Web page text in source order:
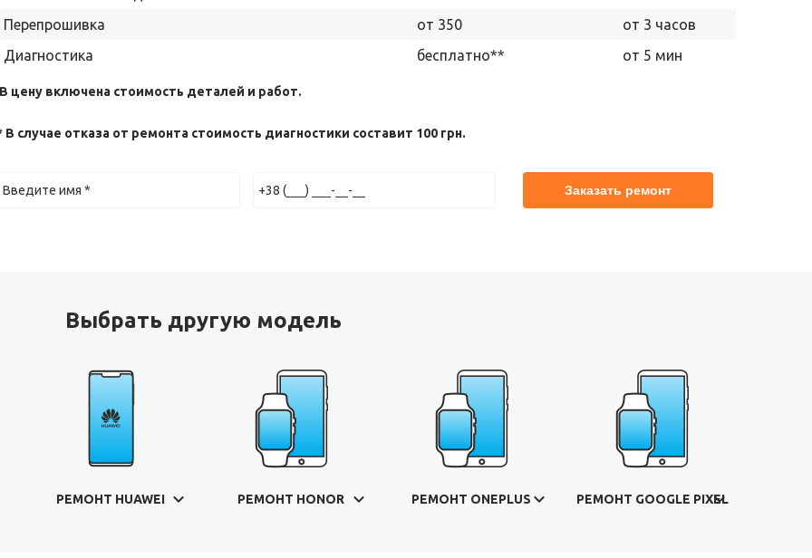
Перепрошивка
от 350
от 3 часов
Диагностика
бесплатно** от 5 мин
цену включена стоимость деталей и работ.
В случае отказа от ремонта стоимость диагностики составит 100 грн.
Выбрать другую модель
РЕМОНТ HUAWEI РЕМОНТ HONOR РЕМОНТ ONEPLUS РЕМОНТ GOOGLE PIXEL